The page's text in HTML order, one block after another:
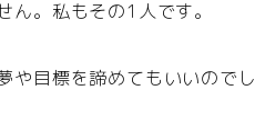
ん。私もその1人です。
や目標を諦めてもいいので